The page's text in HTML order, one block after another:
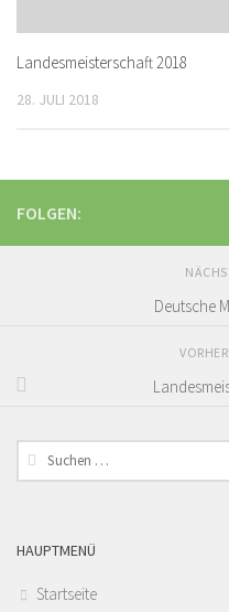
Landesmeisterschaft 2018
28. JULI 2018
FOLGEN:
Deutsche
Suchen
nach:
HAUPTMENÜ
Startseite